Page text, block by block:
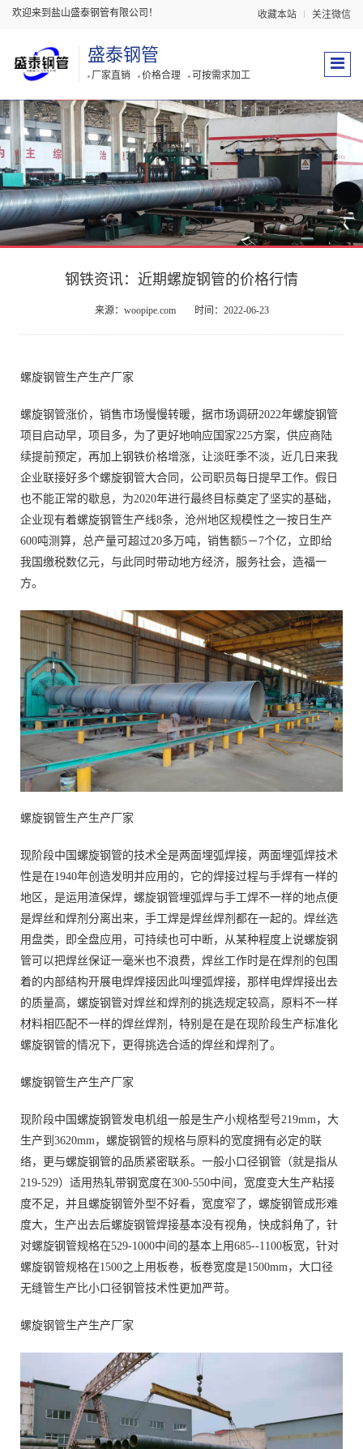
欢迎来到盐山盛泰钢管有限公司！ 收藏本站 关注微信
盛泰钢管
厂家直销 价格合理 可按需求加工
钢铁资讯：近期螺旋钢管的价格行情
来源：woopipe.com 时间：2022-06-23
螺旋钢管生产生产厂家
螺旋钢管涨价，销售市场慢慢转暖，据市场调研2022年螺旋钢管
项目启动早，项目多，为了更好地响应国家225方案，供应商陆
续提前预定，再加上钢铁价格增涨，让淡旺季不淡，近几日来我
企业联接好多个螺旋钢管大合同，公司职员每日提早工作。假日
也不能正常的歇息，为2020年进行最终目标奠定了坚实的基础，
企业现有着螺旋钢管生产线8条，沧州地区规模性之一按日生产
600吨测算，总产量可超过20多万吨，销售额5－7个亿，立即给
我国缴税数亿元，与此同时带动地方经济，服务社会，造福一
方。
螺旋钢管生产生产厂家
现阶段中国螺旋钢管的技术全是两面埋弧焊接，两面埋弧焊技术
性是在1940年创造发明并应用的，它的焊接过程与手焊有一样的
地区，是运用渣保焊，螺旋钢管埋弧焊与手工焊不一样的地点便
是焊丝和焊剂分离出来，手工焊是焊丝焊剂都在一起的。焊丝选
用盘类，即全盘应用，可持续也可中断，从某种程度上说螺旋钢
管可以把焊丝保证一毫米也不浪费，焊丝工作时是在焊剂的包围
着的内部结构开展电焊焊接因此叫埋弧焊接，那样电焊焊接出去
的质量高，螺旋钢管对焊丝和焊剂的挑选规定较高，原料不一样
材料相匹配不一样的焊丝焊剂，特别是在是在现阶段生产标准化
螺旋钢管的情况下，更得挑选合适的焊丝和焊剂了。
螺旋钢管生产生产厂家
现阶段中国螺旋钢管发电机组一般是生产小规格型号219mm，大
生产到3620mm，螺旋钢管的规格与原料的宽度拥有必定的联
络，更与螺旋钢管的品质紧密联系。一般小口径钢管（就是指从
219-529）适用热轧带钢宽度在300-550中间，宽度变大生产粘接
度不足，并且螺旋钢管外型不好看，宽度窄了，螺旋钢管成形难
度大，生产出去后螺旋钢管焊接基本没有视角，快成斜角了，针
对螺旋钢管规格在529-1000中间的基本上用685--1100板宽，针对
螺旋钢管规格在1500之上用板卷，板卷宽度是1500mm，大口径
无缝管生产比小口径钢管技术性更加严苛。
螺旋钢管生产生产厂家